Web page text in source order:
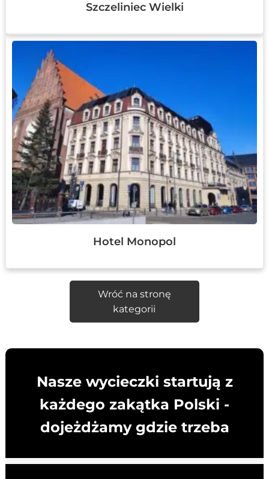
Szczeliniec Wielki
Hotel Monopol
Wróć na stronę
kategorii
Nasze wycieczki startują z
każdego zakątka Polski -
dojeżdżamy gdzie trzeba